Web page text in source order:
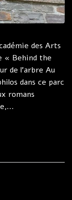
des Arts
« Behind the
de l’arbre Au
dans ce parc
romans